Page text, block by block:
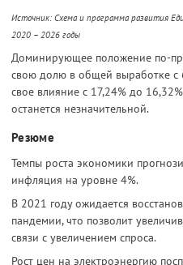
Источник: Схема и программа развития
2020 – 2026 годы
Доминирующее положение по-
свою долю в общей выработке с
свое влияние с 17,24% до
останется незначительной.
Резюме
Темпы роста экономики
инфляция на уровне 4%.
В 2021 году ожидается
пандемии, что позволит
связи с увеличением спроса.
Рост цен на электроэнергию